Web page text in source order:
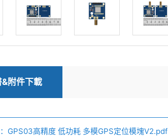
附件下載
GPS03高精度 低功耗 多模GPS定位模塊V2.pdf